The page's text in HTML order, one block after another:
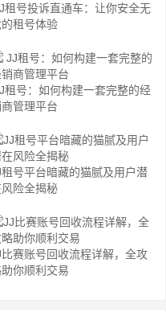
租号投诉直通车：让你安全无
租号体验
租号：如何构建一套完整的经
管理平台
号平台暗藏的猫腻及用户潜
险全揭秘
赛账号回收流程详解，全攻
助你顺利交易